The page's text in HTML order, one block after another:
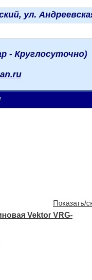
ул.
- Круглосуточно)
Показать/
Vektor VRG-